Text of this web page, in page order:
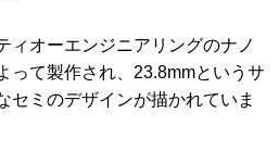
ィオーエンジニアリングのナノ
って製作され、23.8mmというサ
セミのデザインが描かれていま